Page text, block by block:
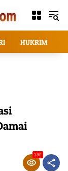
HUKRIM
190